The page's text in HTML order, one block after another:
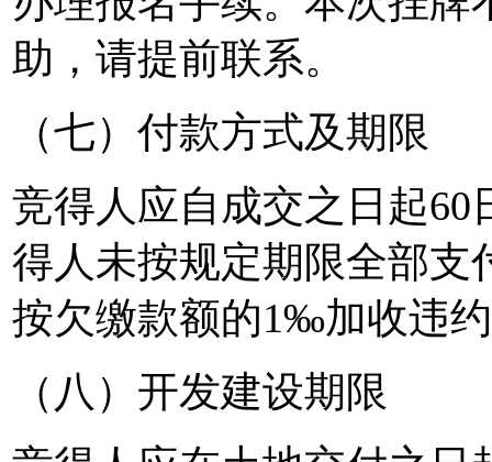
助，请提前联系。
（七）付款方式及期限
竞得人应自成交之日起
得人未按规定期限全部支
按欠缴款额的1‰加收违
（八）开发建设期限